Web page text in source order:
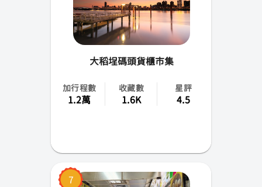
大稻埕碼頭貨櫃市集
加行程數
1.2萬
收藏數
1.6K
星評
4.5
7